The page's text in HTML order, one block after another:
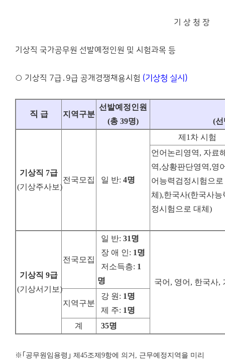
기 상 청 장
기상직 국가공무원 선발예정인원 및 시험과목 등
○ 기상직 7급․9급 공개경쟁채용시험 (기상청 실시)
직 급 지역구분
선발예정인원
(총 39명) (선
기상직 7급
(기상주사보)
전국모집 일 반: 4명
제1차 시험
언어논리영역, 자료
역,상황판단영역,영
어능력검정시험으로
체),한국사(한국사능
정시험으로 대체)
기상직 9급
(기상서기보)
전국모집
일 반: 31명
장 애 인: 1명
저소득층: 1
명
국어, 영어, 한국사,
지역구분
강 원 : 1명
제 주: 1명
계
35명
※ ｢ 공무원임용령 ｣ 제 45조제 9항에 의거 , 근무예정지역을 미리